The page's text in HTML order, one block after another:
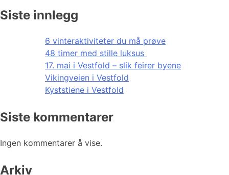
Siste innlegg
6 vinteraktiviteter du må prøve
48 timer med stille luksus
17. mai i Vestfold – slik feirer byene
Vikingveien i Vestfold
Kyststiene i Vestfold
Siste kommentarer
Ingen kommentarer å vise.
Arkiv